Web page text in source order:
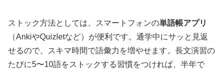
ストック方法としては、スマートフォンの単語帳アプリ
（AnkiやQuizletなど）が便利です。通学中にサッと見返
せるので、スキマ時間で語彙力を増やせます。長文演習の
たびに5〜10語をストックする習慣をつければ、半年で